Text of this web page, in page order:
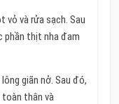
vỏ và rửa sạch. Sau
phần thịt nha đam
giãn nở. Sau đó,
toàn thân và